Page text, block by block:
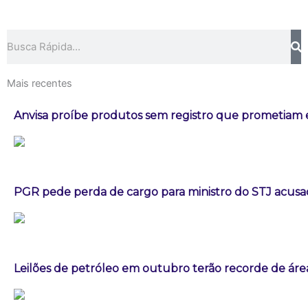
Mais recentes
Anvisa proíbe produtos sem registro que prometiam
PGR pede perda de cargo para ministro do STJ
Leilões de petróleo em outubro terão recorde de